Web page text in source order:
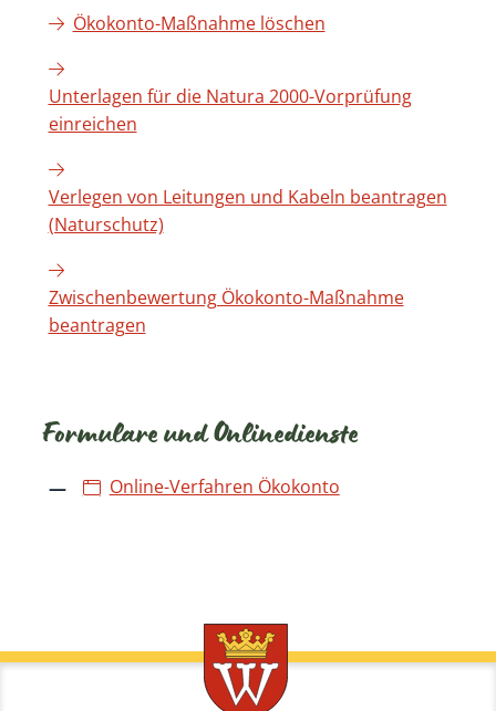
Ökokonto-Maßnahme löschen
Unterlagen für die Natura 2000-Vorprüfung
einreichen
Verlegen von Leitungen und Kabeln beantragen
(Naturschutz)
Zwischenbewertung Ökokonto-Maßnahme
beantragen
Formulare und Onlinedienste
Online-Verfahren Ökokonto